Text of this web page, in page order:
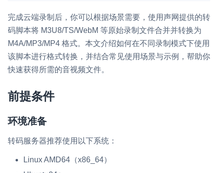
扩展性和更优秀的互动效果
实时消息
一整套低延时、高并发、可扩展、高可靠的实时消息及状态同步
解决方案
一整套高可靠、低时延、高并发、安全、全球化的即时聊天云服
务。
融合 CDN 直播
对接国内外多家 CDN 供应商，提供一个整体播放体验最佳的
CDN 直播方案
完成云端录制后，你可以根据场景需要，使用声网提供的转
码脚本将 M3U8/TS/WebM 等原始录制文件合并并转换为
M4A/MP3/MP4 格式。本文介绍如何在不同录制模式下使用
该脚本进行格式转换，并结合常见使用场景与示例，帮助你
快速获得所需的音视频文件。
前提条件
环境准备
转码服务器推荐使用以下系统：
Linux AMD64（x86_64）